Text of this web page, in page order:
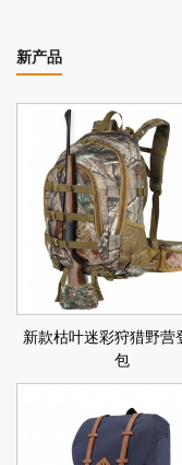
新产品
新款枯叶迷彩狩猎野营
包